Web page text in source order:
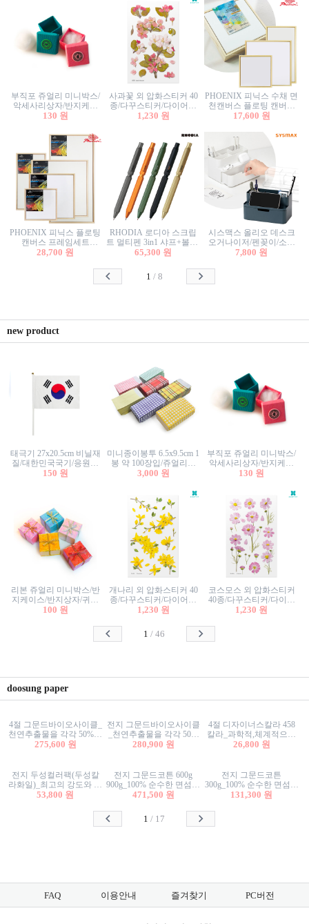
부직포 쥬얼리 미니박스/
악세사리상자/반지케이
스/반지상자/귀걸이상자/
130 원
사과꽃 외 압화스티커 40
종/다꾸스티커/다이어리
꾸미기/꽃스티커/자연물
1,230 원
PHOENIX 피닉스 수채 면
천캔버스 플로팅 캔버스
프레임세트 30x30cm/액자
17,600 원
PHOENIX 피닉스 플로팅
캔버스 프레임세트
50x50cm/액자캔버스/인테
28,700 원
RHODIA 로디아 스크립
트 멀티펜 3in1 샤프+볼펜/
무광택 알루미늄 육각배
65,300 원
시스맥스 올리오 데스크
오거나이저/펜꽂이/소품
꽂이/소품함/정리함/수납
7,800 원
1 / 8
new product
태극기 27x20.5cm 비닐재
질/대한민국국기/응원깃
발/행사깃발
150 원
미니종이봉투 6.5x9.5cm 1
봉 약 100장입/쥬얼리봉
투/증명사진봉투/악세사
3,000 원
부직포 쥬얼리 미니박스/
악세사리상자/반지케이
스/반지상자/귀걸이상자/
130 원
리본 쥬얼리 미니박스/반
지케이스/반지상자/귀걸
이상자/귀걸이박스/악세
100 원
개나리 외 압화스티커 40
종/다꾸스티커/다이어리
꾸미기/꽃스티커/자연물
1,230 원
코스모스 외 압화스티커
40종/다꾸스티커/다이어
리꾸미기/꽃스티커/자연
1,230 원
1 /46
doosung paper
4절 그문드바이오사이클_
천연추출물을 각각 50%이
상 함유한 친환경그래픽
275,600 원
전지 그문드바이오사이클
_천연추출물을 각각 50%
이상 함유한 친환경그래
280,900 원
4절 디자이너스칼라 458
칼라_과학적,체계적으로
분류된 200색을 갖춘 색지
26,800 원
전지 두성컬러팩(두성칼
라화일)_최고의 강도와 평
활성을 지닌 다양한 컬러
53,800 원
전지 그문드코튼 600g
900g_100% 순수한 면섬유
로 만든 친환경프리미엄
471,500 원
전지 그문드코튼
300g_100% 순수한 면섬유
로 만든 친환경프리미엄
131,300 원
1 / 17
FAQ 이용안내 즐겨찾기 PC버전